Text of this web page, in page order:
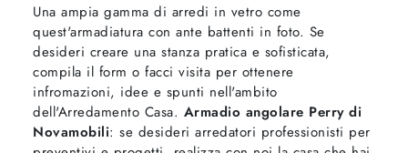
Una ampia gamma di arredi in vetro come
quest'armadiatura con ante battenti in foto. Se
desideri creare una stanza pratica e sofisticata,
compila il form o facci visita per ottenere
infromazioni, idee e spunti nell'ambito
dell'Arredamento Casa. Armadio angolare Perry di
Novamobili: se desideri arredatori professionisti per